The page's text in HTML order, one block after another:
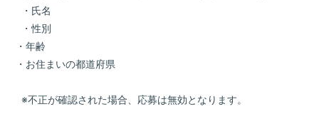
・氏名
・性別
・年齢
・お住まいの都道府県
※不正が確認された場合、応募は無効となります。